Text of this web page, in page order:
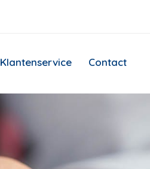
Klantenservice Contact